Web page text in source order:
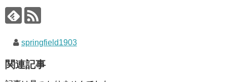
springfield1903
関連記事